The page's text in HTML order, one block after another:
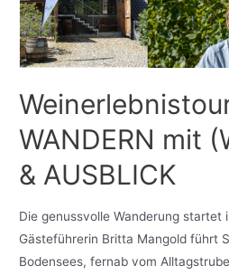
WANDERN mit
& AUSBLICK
Die genussvolle Wanderung startet
Gästeführerin Britta Mangold führt
Bodensees, fernab vom